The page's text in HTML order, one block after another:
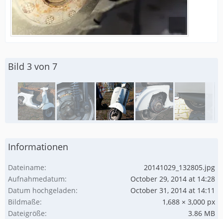
Bild 3 von 7
Informationen
Dateiname
20141029_132805.jpg
Aufnahmedatum
October 29, 2014 at 14:28
Datum hochgeladen
October 31, 2014 at 14:11
Bildmaße
1,688 × 3,000 px
Dateigröße
3.86 MB